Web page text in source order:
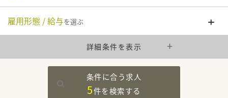
雇用形態 / 給与を選ぶ
詳細条件を表示
条件に合う求人
5件を検索する